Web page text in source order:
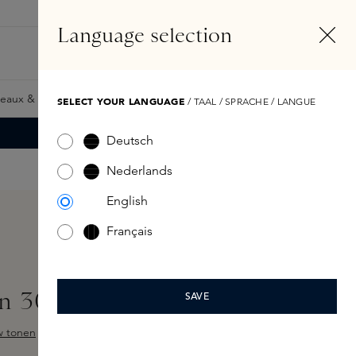
& Giftcards Samples Skins Exclusives Skins
300ml
tonen
Language selection
SELECT YOUR LANGUAGE / TAAL / SPRACHE / LANGUE
Deutsch
Nederlands
English
Français
SAVE